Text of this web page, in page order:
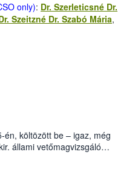
only): Dr. Szerleticsné Dr.
Szeitzné Dr. Szabó Mária,
én, költözött be – igaz, még
állami vetőmagvizsgáló
alatti, Czigler Győző által